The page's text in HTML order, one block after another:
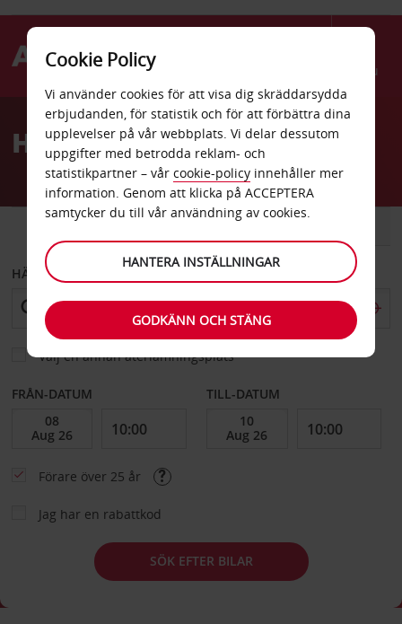
Menu
AvisHyrbil Fray Bentos
BIL
HÄMTA FRÅN
Välj en annan återlämningsplats
FRÅN-DATUM TILL-DATUM
Förare över 25 år
Jag har en rabattkod
SÖK EFTER BILAR
Cookie Policy
Vi använder cookies för att visa dig skräddarsydda
erbjudanden, för statistik och för att förbättra dina
upplevelser på vår webbplats. Vi delar dessutom
uppgifter med betrodda reklam- och
statistikpartner – vår cookie-policy innehåller mer
information. Genom att klicka på ACCEPTERA
samtycker du till vår användning av cookies.
HANTERA INSTÄLLNINGAR
GODKÄNN OCH STÄNG